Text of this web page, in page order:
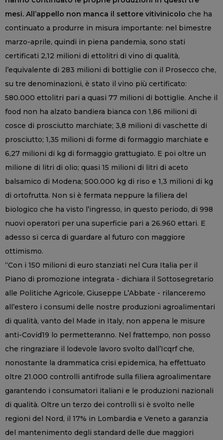
mesi. All’appello non manca il settore vitivinicolo che ha
continuato a produrre in misura importante: nel bimestre
marzo-aprile, quindi in piena pandemia, sono stati
certificati 2,12 milioni di ettolitri di vino di qualità,
l’equivalente di 283 milioni di bottiglie con il Prosecco che,
su tre denominazioni, è stato il vino più certificato:
580.000 ettolitri pari a quasi 77 milioni di bottiglie. Anche il
food non ha alzato bandiera bianca con 1,86 milioni di
cosce di prosciutto marchiate; 3,8 milioni di vaschette di
prosciutto; 1,35 milioni di forme di formaggio marchiate e
6,27 milioni di kg di formaggio grattugiato. E poi oltre un
milione di litri di olio; quasi 15 milioni di litri di aceto
balsamico di Modena; 500.000 kg di riso e 1,3 milioni di kg
di ortofrutta. Non si è fermata neppure la filiera del
biologico che ha visto l’ingresso, in questo periodo, di 998
nuovi operatori per una superficie pari a 26.960 ettari. E
adesso si cerca di guardare al futuro con maggiore
ottimismo.
“Con i 150 milioni di euro stanziati nel Cura Italia per il
Piano di promozione integrata - dichiara il Sottosegretario
alle Politiche Agricole, Giuseppe L’Abbate - rilanceremo
all’estero i consumi delle nostre produzioni agroalimentari
di qualità, vanto del Made in Italy, non appena le misure
anti-Covid19 lo permetteranno. Nel frattempo, non posso
che ringraziare il lodevole lavoro svolto dall’Icqrf che,
nonostante la drammatica crisi epidemica, ha effettuato
oltre 21.000 controlli antifrode sulla filiera agroalimentare
garantendo i consumatori italiani e le produzioni nazionali
di qualità. Oltre un terzo dei controlli si è svolto nelle
regioni del Nord, il 17% in Lombardia e Veneto a garanzia
del mantenimento degli standard delle due maggiori